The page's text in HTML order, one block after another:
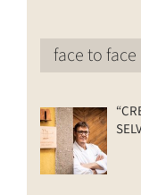
face to face